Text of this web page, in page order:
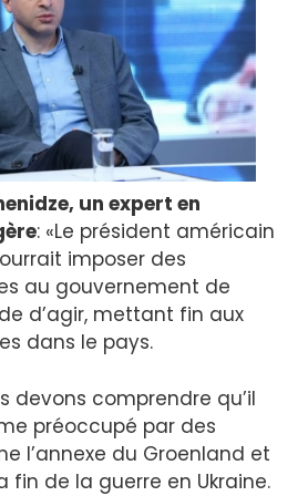
un expert en
: «Le président américain
imposer des
au gouvernement de
d’agir, mettant fin aux
dans le pays.
devons comprendre qu’il
préoccupé par des
l’annexe du Groenland et
fin de la guerre en Ukraine.